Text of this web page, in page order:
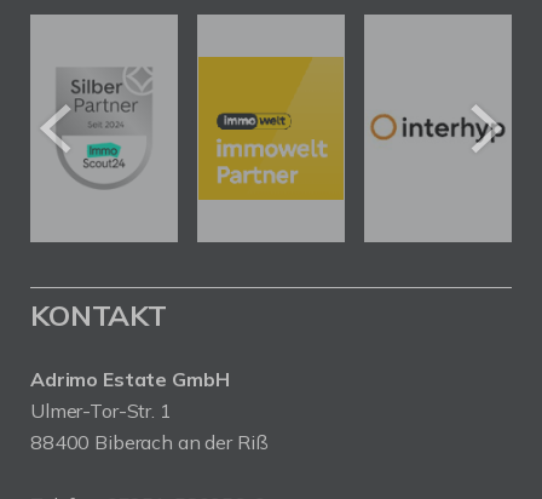
KONTAKT
Adrimo Estate GmbH
Ulmer-Tor-Str. 1
88400 Biberach an der Riß